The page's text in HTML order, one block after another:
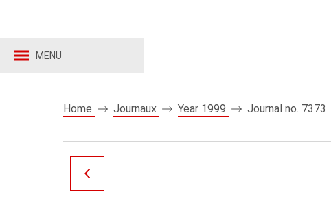
MENU
Home Journaux Year 1999 Journal no. 7373